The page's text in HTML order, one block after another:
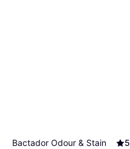
Bactador Odour & Stain
5